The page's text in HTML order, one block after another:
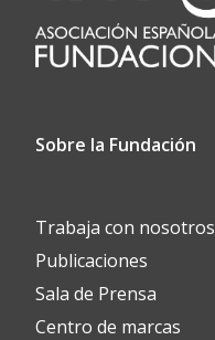
Sobre la Fundación
Trabaja con nosotros
Publicaciones
Sala de Prensa
Centro de marcas